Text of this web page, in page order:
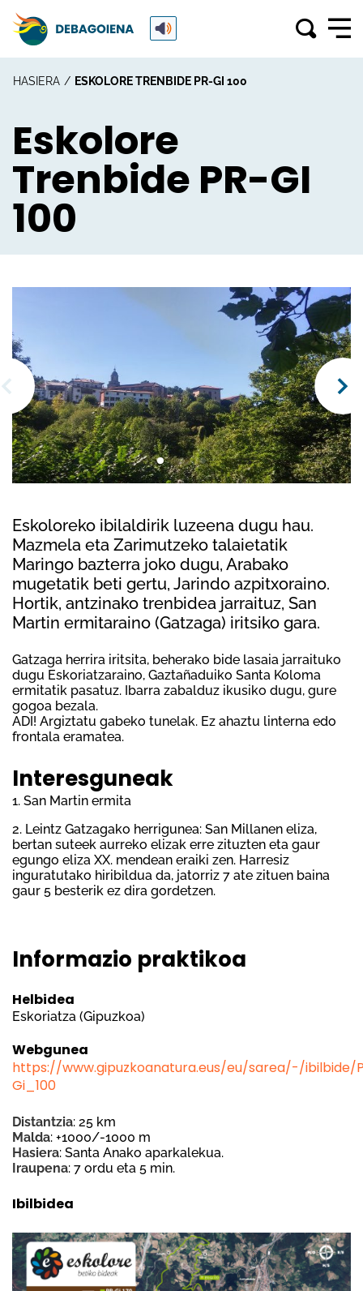
HASIERA ESKOLORE TRENBIDE PR-GI 100
Eskolore
Trenbide PR-GI
100
Eskoloreko ibilaldirik luzeena dugu hau.
Mazmela eta Zarimutzeko talaietatik
Maringo bazterra joko dugu, Arabako
mugetatik beti gertu, Jarindo azpitxoraino.
Hortik, antzinako trenbidea jarraituz, San
Martin ermitaraino (Gatzaga) iritsiko gara.
Gatzaga herrira iritsita, beherako bide lasaia jarraituko
dugu Eskoriatzaraino, Gaztañaduiko Santa Koloma
ermitatik pasatuz. Ibarra zabalduz ikusiko dugu, gure
gogoa bezala.
ADI! Argiztatu gabeko tunelak. Ez ahaztu linterna edo
frontala eramatea.
Interesguneak
1. San Martin ermita
2. Leintz Gatzagako herrigunea: San Millanen eliza,
bertan suteek aurreko elizak erre zituzten eta gaur
egungo eliza XX. mendean eraiki zen. Harresiz
inguratutako hiribildua da, jatorriz 7 ate zituen baina
gaur 5 besterik ez dira gordetzen.
Informazio praktikoa
Helbidea
Eskoriatza (Gipuzkoa)
Webgunea
https://www.gipuzkoanatura.eus/eu/sarea/-/ibilbide/
Gi_100
Distantzia: 25 km
Malda: +1000/-1000 m
Hasiera: Santa Anako aparkalekua.
Iraupena: 7 ordu eta 5 min.
Ibilbidea